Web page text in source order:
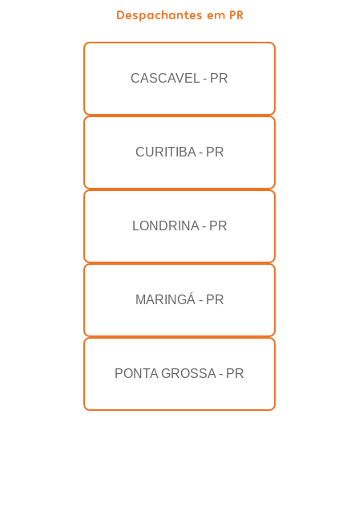
Despachantes em PR
CASCAVEL - PR
CURITIBA - PR
LONDRINA - PR
MARINGÁ - PR
PONTA GROSSA - PR